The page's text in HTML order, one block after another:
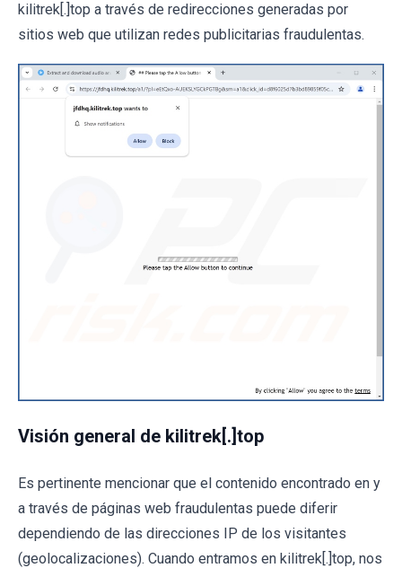
kilitrek[.]top a través de redirecciones generadas por
sitios web que utilizan redes publicitarias fraudulentas.
Visión general de kilitrek[.]top
Es pertinente mencionar que el contenido encontrado en y
a través de páginas web fraudulentas puede diferir
dependiendo de las direcciones IP de los visitantes
(geolocalizaciones). Cuando entramos en kilitrek[.]top, nos